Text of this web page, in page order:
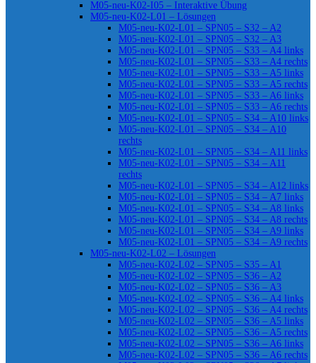
M05-neu-K02-I05 – Interaktive Übung
M05-neu-K02-L01 – Lösungen
M05-neu-K02-L01 – SPN05 – S32 – A2
M05-neu-K02-L01 – SPN05 – S32 – A3
M05-neu-K02-L01 – SPN05 – S33 – A4 links
M05-neu-K02-L01 – SPN05 – S33 – A4 rechts
M05-neu-K02-L01 – SPN05 – S33 – A5 links
M05-neu-K02-L01 – SPN05 – S33 – A5 rechts
M05-neu-K02-L01 – SPN05 – S33 – A6 links
M05-neu-K02-L01 – SPN05 – S33 – A6 rechts
M05-neu-K02-L01 – SPN05 – S34 – A10 links
M05-neu-K02-L01 – SPN05 – S34 – A10
rechts
M05-neu-K02-L01 – SPN05 – S34 – A11 links
M05-neu-K02-L01 – SPN05 – S34 – A11
rechts
M05-neu-K02-L01 – SPN05 – S34 – A12 links
M05-neu-K02-L01 – SPN05 – S34 – A7 links
M05-neu-K02-L01 – SPN05 – S34 – A8 links
M05-neu-K02-L01 – SPN05 – S34 – A8 rechts
M05-neu-K02-L01 – SPN05 – S34 – A9 links
M05-neu-K02-L01 – SPN05 – S34 – A9 rechts
M05-neu-K02-L02 – Lösungen
M05-neu-K02-L02 – SPN05 – S35 – A1
M05-neu-K02-L02 – SPN05 – S36 – A2
M05-neu-K02-L02 – SPN05 – S36 – A3
M05-neu-K02-L02 – SPN05 – S36 – A4 links
M05-neu-K02-L02 – SPN05 – S36 – A4 rechts
M05-neu-K02-L02 – SPN05 – S36 – A5 links
M05-neu-K02-L02 – SPN05 – S36 – A5 rechts
M05-neu-K02-L02 – SPN05 – S36 – A6 links
M05-neu-K02-L02 – SPN05 – S36 – A6 rechts